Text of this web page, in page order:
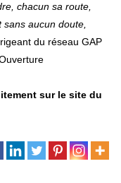
chacun sa route,
sans aucun doute,
du réseau GAP
sur le site du